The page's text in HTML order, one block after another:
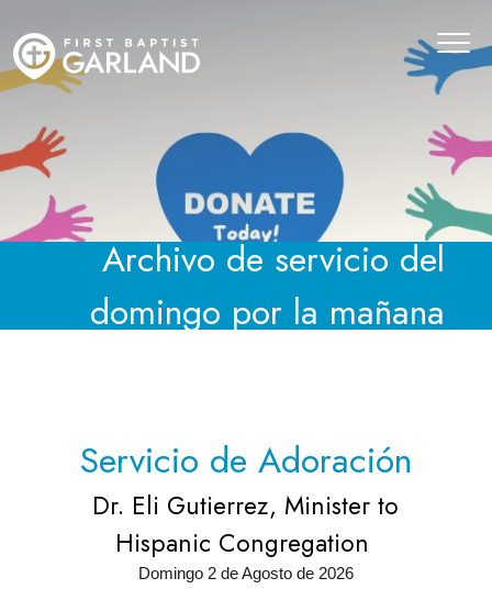
Archivo de servicio del
domingo por la mañana
Servicio de Adoración
Dr. Eli Gutierrez, Minister to
Hispanic Congregation
Domingo 2 de Agosto de 2026